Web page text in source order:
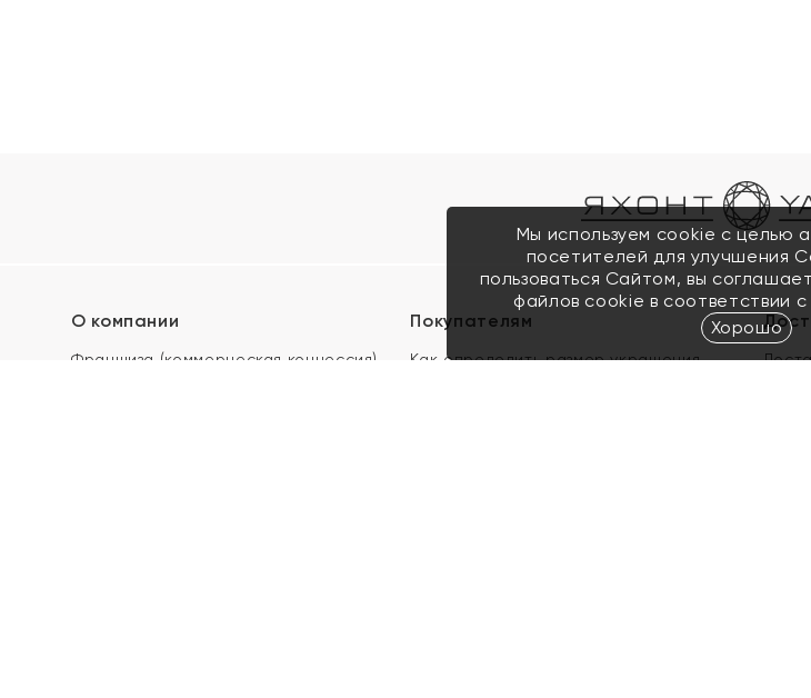
О компании
Франшиза (коммерческая концессия)
Покупателям
Как определить размер украшения
Мы используем cookie с целью
посетителей для улучшения
пользоваться Сайтом, вы
файлов cookie в соответствии
Хорошо